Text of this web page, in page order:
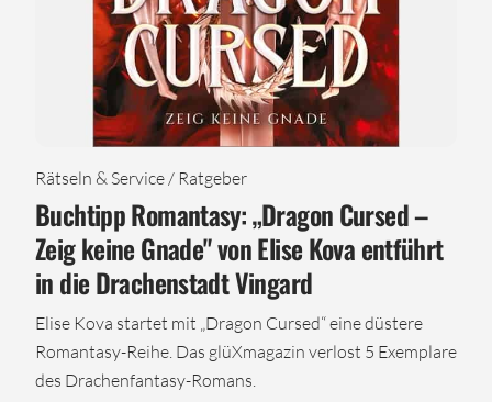
Rätseln & Service / Ratgeber
Buchtipp Romantasy: „Dragon Cursed –
Zeig keine Gnade" von Elise Kova entführt
in die Drachenstadt Vingard
Elise Kova startet mit „Dragon Cursed“ eine düstere
Romantasy-Reihe. Das glüXmagazin verlost 5 Exemplare
des Drachenfantasy-Romans.